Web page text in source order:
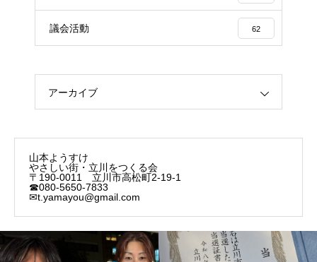
議会活動 62
アーカイブ
山本ようすけ
やさしい街・立川をつくる会
〒190-0011 立川市高松町2-19-1
☎080-5650-7833
✉t.yamayou@gmail.com